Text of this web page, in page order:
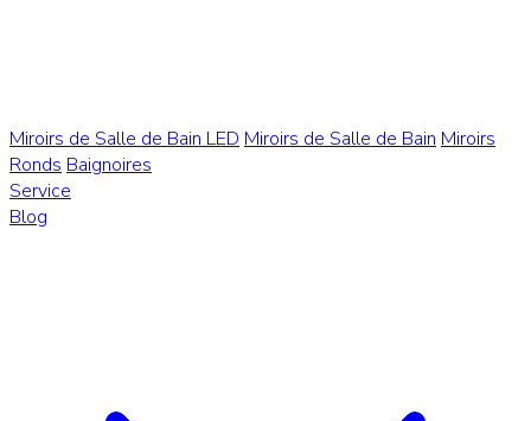
Miroirs de Salle de Bain LED Miroirs de Salle de Bain Miroirs
Ronds Baignoires
Service
Blog